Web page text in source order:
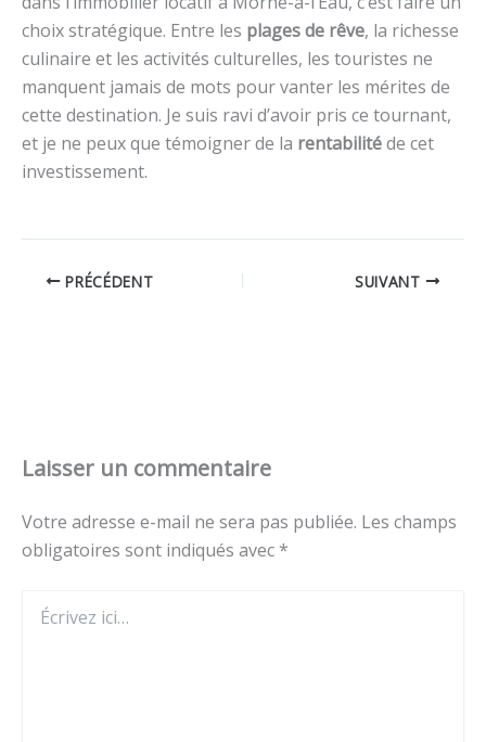
choix stratégique. Entre les plages de rêve, la richesse
culinaire et les activités culturelles, les touristes ne
manquent jamais de mots pour vanter les mérites de
cette destination. Je suis ravi d’avoir pris ce tournant,
et je ne peux que témoigner de la rentabilitéde cet
investissement.
PRÉCÉDENT SUIVANT
Laisser un commentaire
Votre adresse e-mail ne sera pas publiée. Les champs
obligatoires sont indiqués avec *
ici…